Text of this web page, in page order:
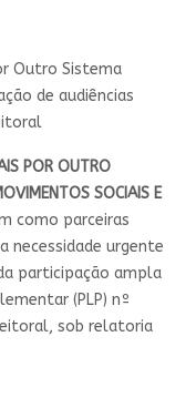
Outro Sistema
de audiências
POR OUTRO
SOCIAIS E
como parceiras
necessidade urgente
participação ampla
(PLP) nº
sob relatoria